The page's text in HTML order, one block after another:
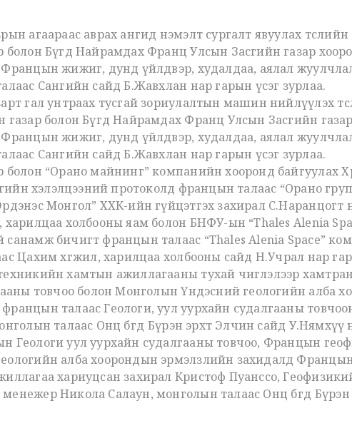
агаараас аврах ангид нэмэлт сургалт явуулах
болон Бүгд Найрамдах Франц Улсын Засгийн газар
жижиг, дунд үйлдвэр, худалдаа, аялал
Сангийн сайд Б.Жавхлан нар гарын үсэг зурлаа.
гал унтраах тусгай зориулалтын машин нийлүүлэх
газар болон Бүгд Найрамдах Франц Улсын Засгийн
жижиг, дунд үйлдвэр, худалдаа, аялал
Сангийн сайд Б.Жавхлан нар гарын үсэг зурлаа.
“Орано майнинг” компанийн хооронд байгуулах
хэлэлцээний протоколд францын талаас “Орано
Монгол” ХХК-ийн гүйцэтгэх захирал С.Наранцогт
холбооны яам болон БНФУ-ын “Thales Alenia
бичигт францын талаас “Thales Alenia Space”
Цахим хөгжил, харилцаа холбооны сайд Н.Учрал нар
хамтын ажиллагааны тухай чиглэлээр
товчоо болон Монголын Үндэсний геологийн алба
талаас Геологи, уул уурхайн судалгааны
талаас Онц бөгөөд Бүрэн эрхт Элчин сайд У.Нямхүү
Геологи уул уурхайн судалгааны товчоо, Францын
алба хоорондын эрмэлзлийн захидалд Францын
хариуцсан захирал Кристоф Пуанссо,
Никола Салаун, монголын талаас Онц бөгөөд